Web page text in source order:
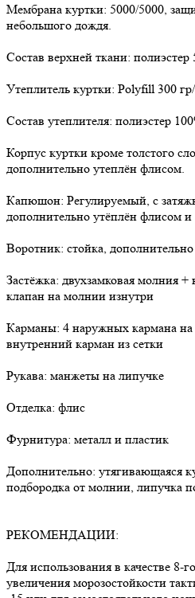
Мембрана куртки: 5000/5000,
небольшого дождя.
Состав верхней ткани:
Утеплитель куртки: Polyfill 300
Состав утеплителя: полиэстер
Корпус куртки кроме толстого
дополнительно утеплён флисом.
Капюшон: Регулируемый, с
дополнительно утёплён флисом и
Воротник: стойка,
Застёжка: двухзамковая молния
клапан на молнии изнутри
Карманы: 4 наружных кармана
внутренний карман из сетки
Рукава: манжеты на липучке
Отделка: флис
Фурнитура: металл и пластик
Дополнительно: утягивающаяся
подбородка от молнии, липучка
РЕКОМЕНДАЦИИ:
Для использования в качестве
увеличения морозостойкости